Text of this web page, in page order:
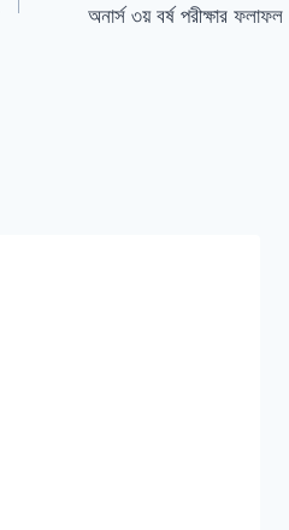
অনার্স ৩য় বর্ষ পরীক্ষার ফলাফল